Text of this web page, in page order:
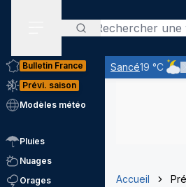
Rechercher
Sancé19 °C
Ciel
Bulletin France
Prévi. saison
Modèles météo
Pluies
Nuages
Orages
Accueil